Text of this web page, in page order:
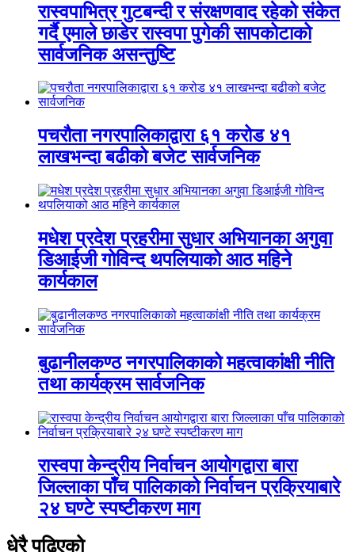
रास्वपाभित्र गुटबन्दी र संरक्षणवाद रहेको संकेत
गर्दै एमाले छाडेर रास्वपा पुगेकी सापकोटाको
सार्वजनिक असन्तुष्टि
पचरौता नगरपालिकाद्वारा ६१ करोड ४१
लाखभन्दा बढीको बजेट सार्वजनिक
मधेश प्रदेश प्रहरीमा सुधार अभियानका अगुवा
डिआईजी गोविन्द थपलियाको आठ महिने
कार्यकाल
बुढानीलकण्ठ नगरपालिकाको महत्वाकांक्षी नीति
तथा कार्यक्रम सार्वजनिक
रास्वपा केन्द्रीय निर्वाचन आयोगद्वारा बारा
जिल्लाका पाँच पालिकाको निर्वाचन प्रक्रियाबारे
२४ घण्टे स्पष्टीकरण माग
धेरै पढिएको